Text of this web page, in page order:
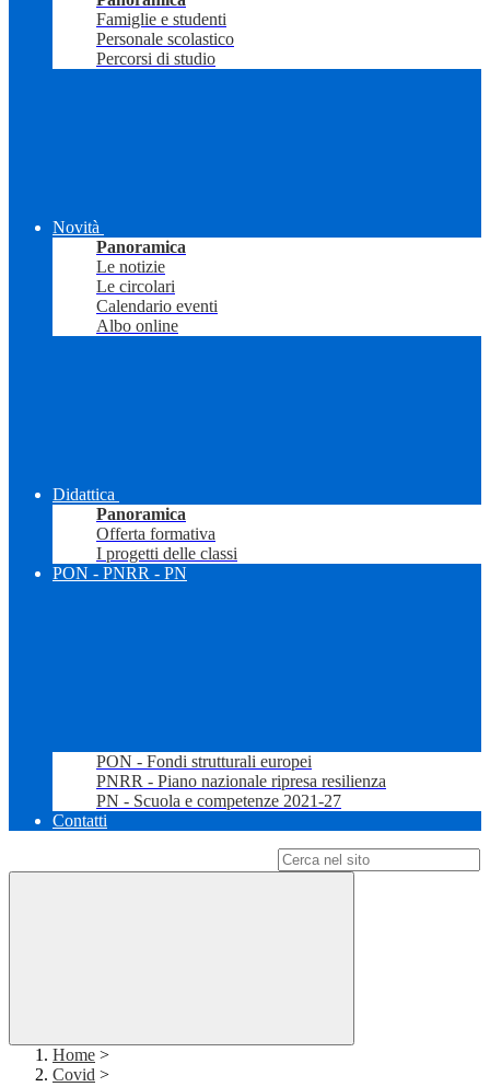
Famiglie e studenti
Personale scolastico
Percorsi di studio
Novità
Panoramica
Le notizie
Le circolari
Calendario eventi
Albo online
Didattica
Panoramica
Offerta formativa
I progetti delle classi
PON - PNRR - PN
PON - Fondi strutturali europei
PNRR - Piano nazionale ripresa resilienza
PN - Scuola e competenze 2021-27
Contatti
Home >
Covid >